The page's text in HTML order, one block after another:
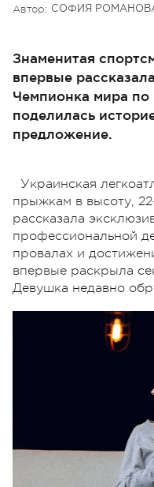
Автор: СОФИЯ
Знаменитая
впервые
Чемпионка мира
поделилась
предложение.
Украинская
прыжкам в высоту,
рассказала
профессиональной
провалах и
впервые раскрыла
Девушка недавно